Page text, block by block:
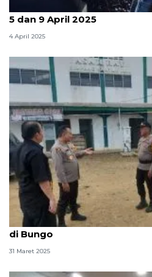
KPU RI: PSU Pilkada
5 dan 9 April 2025
4 April 2025
Polda Jambi pastikan
di Bungo
31 Maret 2025